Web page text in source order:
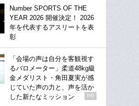
Number SPORTS OF THE
YEAR 2026 開催決定！ 2026
年を代表するアスリートを表
彰
「会場の声は自分を客観視す
るバロメーター」柔道48kg級
金メダリスト・角田夏実が感
じていた声の力と、声を活か
した新たなミッション
PR